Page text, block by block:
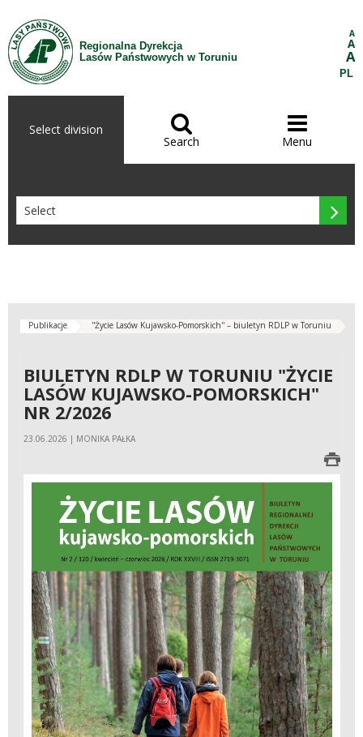
Skip to Content
Regionalna Dyrekcja
Lasów Państwowych w Toruniu
A
A
A
PL
Select division 
Search

Menu

Publikacje ''Życie Lasów Kujawsko-Pomorskich'' – biuletyn RDLP w Toruniu
BIULETYN RDLP W TORUNIU "ŻYCIE
LASÓW KUJAWSKO-POMORSKICH"
NR 2/2026
23.06.2026 | MONIKA PAŁKA